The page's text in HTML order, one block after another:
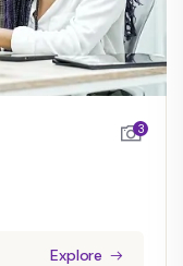
3
Explore